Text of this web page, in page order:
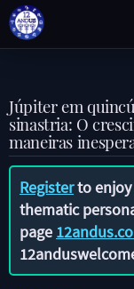
Júpiter em
sinastria: O
maneiras
Registerto enjoy
thematic
page